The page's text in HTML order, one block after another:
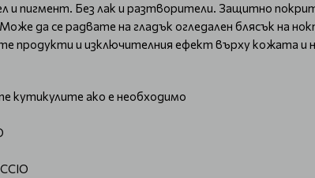
и пигмент. Без лак и разтворители. Защитно
да се радвате на гладък огледален блясък на
продукти и изключителния ефект върху кожата и
кутикулите ако е необходимо